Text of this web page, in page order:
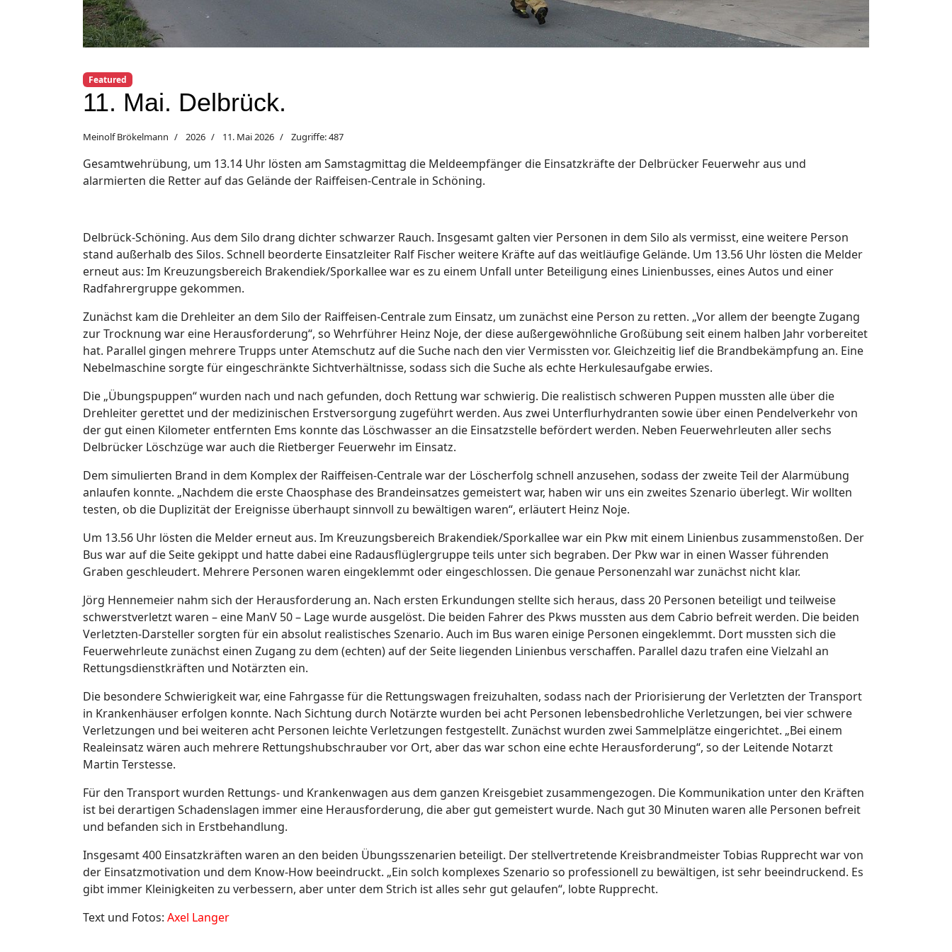
Featured
11. Mai. Delbrück.
Meinolf Brökelmann 2026 11. Mai 2026 Zugriffe: 487
Gesamtwehrübung, um 13.14 Uhr lösten am Samstagmittag die Meldeempfänger die Einsatzkräfte der Delbrücker Feuerwehr aus und
alarmierten die Retter auf das Gelände der Raiffeisen-Centrale in Schöning.
Delbrück-Schöning. Aus dem Silo drang dichter schwarzer Rauch. Insgesamt galten vier Personen in dem Silo als vermisst, eine weitere Person
stand außerhalb des Silos. Schnell beorderte Einsatzleiter Ralf Fischer weitere Kräfte auf das weitläufige Gelände. Um 13.56 Uhr lösten die Melder
erneut aus: Im Kreuzungsbereich Brakendiek/Sporkallee war es zu einem Unfall unter Beteiligung eines Linienbusses, eines Autos und einer
Radfahrergruppe gekommen.
Zunächst kam die Drehleiter an dem Silo der Raiffeisen-Centrale zum Einsatz, um zunächst eine Person zu retten. „Vor allem der beengte Zugang
zur Trocknung war eine Herausforderung“, so Wehrführer Heinz Noje, der diese außergewöhnliche Großübung seit einem halben Jahr vorbereitet
hat. Parallel gingen mehrere Trupps unter Atemschutz auf die Suche nach den vier Vermissten vor. Gleichzeitig lief die Brandbekämpfung an. Eine
Nebelmaschine sorgte für eingeschränkte Sichtverhältnisse, sodass sich die Suche als echte Herkulesaufgabe erwies.
Die „Übungspuppen“ wurden nach und nach gefunden, doch Rettung war schwierig. Die realistisch schweren Puppen mussten alle über die
Drehleiter gerettet und der medizinischen Erstversorgung zugeführt werden. Aus zwei Unterflurhydranten sowie über einen Pendelverkehr von
der gut einen Kilometer entfernten Ems konnte das Löschwasser an die Einsatzstelle befördert werden. Neben Feuerwehrleuten aller sechs
Delbrücker Löschzüge war auch die Rietberger Feuerwehr im Einsatz.
Dem simulierten Brand in dem Komplex der Raiffeisen-Centrale war der Löscherfolg schnell anzusehen, sodass der zweite Teil der Alarmübung
anlaufen konnte. „Nachdem die erste Chaosphase des Brandeinsatzes gemeistert war, haben wir uns ein zweites Szenario überlegt. Wir wollten
testen, ob die Duplizität der Ereignisse überhaupt sinnvoll zu bewältigen waren“, erläutert Heinz Noje.
Um 13.56 Uhr lösten die Melder erneut aus. Im Kreuzungsbereich Brakendiek/Sporkallee war ein Pkw mit einem Linienbus zusammenstoßen. Der
Bus war auf die Seite gekippt und hatte dabei eine Radausflüglergruppe teils unter sich begraben. Der Pkw war in einen Wasser führenden
Graben geschleudert. Mehrere Personen waren eingeklemmt oder eingeschlossen. Die genaue Personenzahl war zunächst nicht klar.
Jörg Hennemeier nahm sich der Herausforderung an. Nach ersten Erkundungen stellte sich heraus, dass 20 Personen beteiligt und teilweise
schwerstverletzt waren – eine ManV 50 – Lage wurde ausgelöst. Die beiden Fahrer des Pkws mussten aus dem Cabrio befreit werden. Die beiden
Verletzten-Darsteller sorgten für ein absolut realistisches Szenario. Auch im Bus waren einige Personen eingeklemmt. Dort mussten sich die
Feuerwehrleute zunächst einen Zugang zu dem (echten) auf der Seite liegenden Linienbus verschaffen. Parallel dazu trafen eine Vielzahl an
Rettungsdienstkräften und Notärzten ein.
Die besondere Schwierigkeit war, eine Fahrgasse für die Rettungswagen freizuhalten, sodass nach der Priorisierung der Verletzten der Transport
in Krankenhäuser erfolgen konnte. Nach Sichtung durch Notärzte wurden bei acht Personen lebensbedrohliche Verletzungen, bei vier schwere
Verletzungen und bei weiteren acht Personen leichte Verletzungen festgestellt. Zunächst wurden zwei Sammelplätze eingerichtet. „Bei einem
Realeinsatz wären auch mehrere Rettungshubschrauber vor Ort, aber das war schon eine echte Herausforderung“, so der Leitende Notarzt
Martin Terstesse.
Für den Transport wurden Rettungs- und Krankenwagen aus dem ganzen Kreisgebiet zusammengezogen. Die Kommunikation unter den Kräften
ist bei derartigen Schadenslagen immer eine Herausforderung, die aber gut gemeistert wurde. Nach gut 30 Minuten waren alle Personen befreit
und befanden sich in Erstbehandlung.
Insgesamt 400 Einsatzkräften waren an den beiden Übungsszenarien beteiligt. Der stellvertretende Kreisbrandmeister Tobias Rupprecht war von
der Einsatzmotivation und dem Know-How beeindruckt. „Ein solch komplexes Szenario so professionell zu bewältigen, ist sehr beeindruckend. Es
gibt immer Kleinigkeiten zu verbessern, aber unter dem Strich ist alles sehr gut gelaufen“, lobte Rupprecht.
Text und Fotos: Axel Langer